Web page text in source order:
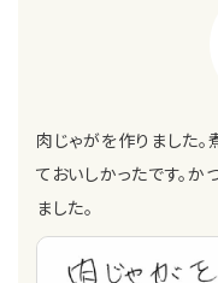
肉じゃがを作りました
ておいしかったです。
ました。